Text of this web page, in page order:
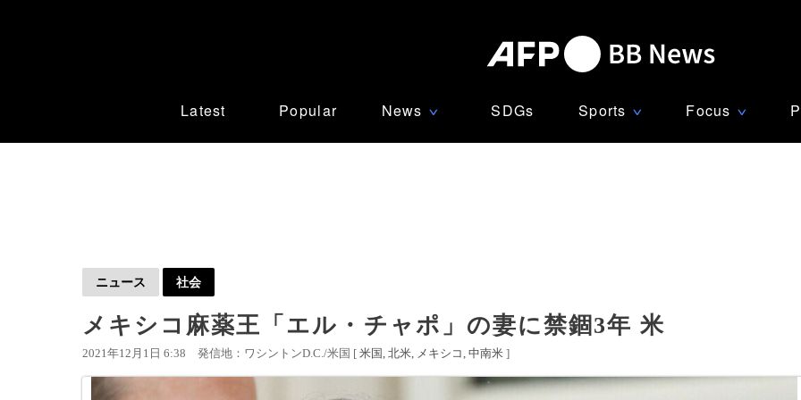
Latest Popular News ∨ SDGs Sports ∨ Focus ∨
ニュース 社会
メキシコ麻薬王「エル・チャポ」の妻に禁錮3年 米
2021年12月1日 6:38 発信地：ワシントンD.C./米国 [ 米国 北米 メキシコ 中南米 ]